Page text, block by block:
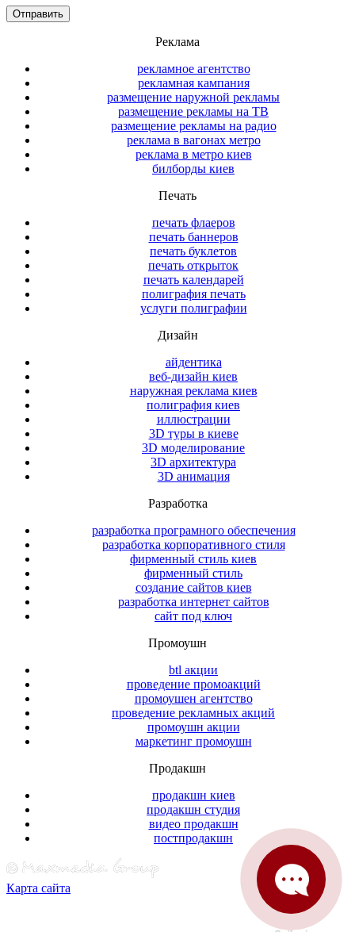
Реклама
рекламное агентство
рекламная кампания
размещение наружной рекламы
размещение рекламы на ТВ
размещение рекламы на радио
реклама в вагонах метро
реклама в метро киев
билборды киев
Печать
печать флаеров
печать баннеров
печать буклетов
печать открыток
печать календарей
полиграфия печать
услуги полиграфии
Дизайн
айдентика
веб-дизайн киев
наружная реклама киев
полиграфия киев
иллюстрации
3D туры в киеве
3D моделирование
3D архитектура
3D анимация
Разработка
разработка програмного обеспечения
разработка корпоративного стиля
фирменный стиль киев
фирменный стиль
создание сайтов киев
разработка интернет сайтов
сайт под ключ
Промоушн
btl акции
проведение промоакций
промоушен агентство
проведение рекламных акций
промоушн акции
маркетинг промоушн
Продакшн
продакшн киев
продакшн студия
видео продакшн
постпродакшн
Карта сайта